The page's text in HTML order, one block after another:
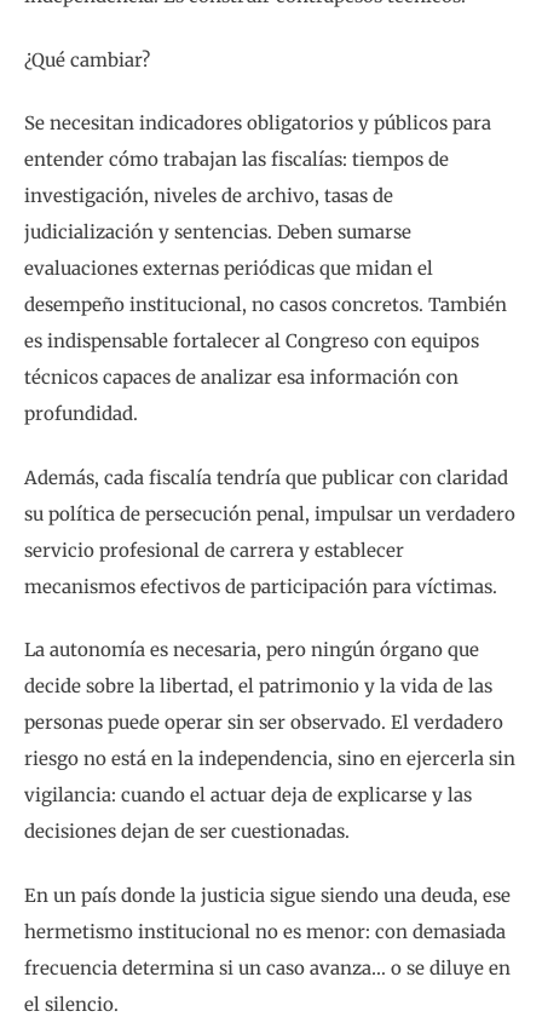
¿Qué cambiar?
Se necesitan indicadores obligatorios y públicos para
entender cómo trabajan las fiscalías: tiempos de
investigación, niveles de archivo, tasas de
judicialización y sentencias. Deben sumarse
evaluaciones externas periódicas que midan el
desempeño institucional, no casos concretos. También
es indispensable fortalecer al Congreso con equipos
técnicos capaces de analizar esa información con
profundidad.
Además, cada fiscalía tendría que publicar con claridad
su política de persecución penal, impulsar un verdadero
servicio profesional de carrera y establecer
mecanismos efectivos de participación para víctimas.
La autonomía es necesaria, pero ningún órgano que
decide sobre la libertad, el patrimonio y la vida de las
personas puede operar sin ser observado. El verdadero
riesgo no está en la independencia, sino en ejercerla sin
vigilancia: cuando el actuar deja de explicarse y las
decisiones dejan de ser cuestionadas.
En un país donde la justicia sigue siendo una deuda, ese
hermetismo institucional no es menor: con demasiada
frecuencia determina si un caso avanza… o se diluye en
el silencio.